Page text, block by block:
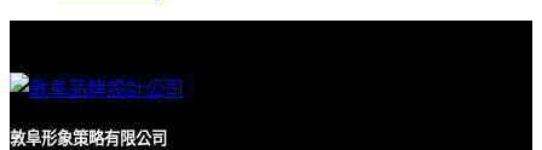
敦阜形象策略有限公司